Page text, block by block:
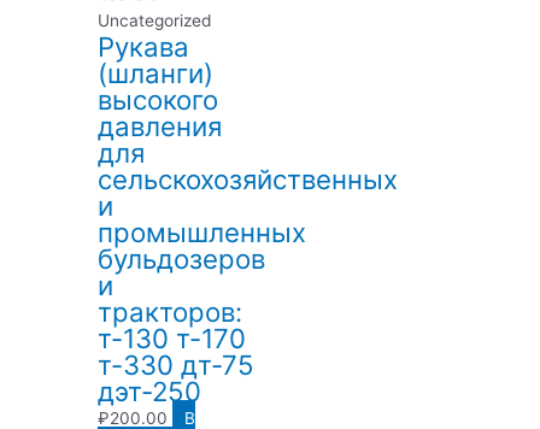
Uncategorized
Рукава
(шланги)
высокого
давления
для
сельскохозяйственных
и
промышленных
бульдозеров
и
тракторов:
т-130 т-170
т-330 дт-75
дэт-250
₽200.00
В